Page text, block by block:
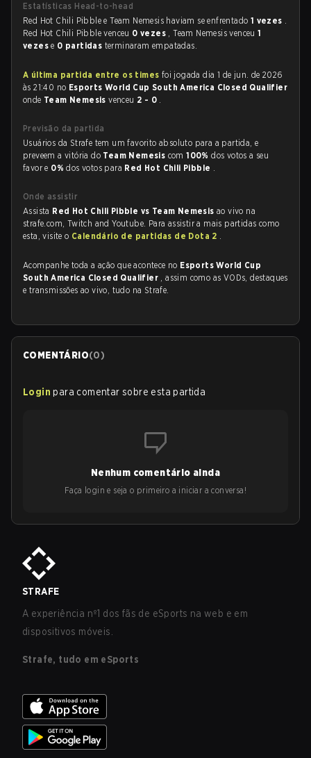
Estatísticas Head-to-head
Red Hot Chili Pibble e Team Nemesis haviam se enfrentado 1 vezes .
Red Hot Chili Pibble venceu 0 vezes , Team Nemesis venceu1
vezese 0 partidas terminaram empatadas.
A última partida entre os times foi jogada dia 1 de jun. de 2026
às 21:40 no Esports World Cup South America Closed Qualifier
onde Team Nemesisvenceu 2 - 0 .
Previsão da partida
Usuários da Strafe tem um favorito absoluto para a partida, e
preveem a vitória do Team Nemesis com100%dos votos a seu
favor e 0%dos votos para Red Hot Chili Pibble .
Onde assistir
Assista Red Hot Chili Pibble vs Team Nemesisao vivo na
strafe.com, Twitch and Youtube. Para assistir a mais partidas como
esta, visite o Calendário de partidas de Dota 2 .
Acompanhe toda a ação que acontece no Esports World Cup
South America Closed Qualifier , assim como as VODs, destaques
e transmissões ao vivo, tudo na Strafe.
COMENTÁRIO(0)
Login para comentar sobre esta partida
Nenhum comentário ainda
Faça login e seja o primeiro a iniciar a conversa!
STRAFE
A experiência nº1 dos fãs de eSports na web e em
dispositivos móveis.
Strafe, tudo em eSports